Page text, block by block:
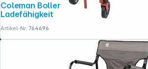
Coleman Bollerwagen m. Radbremse 85 kg
Ladefähigkeit
Artikel-Nr.:764696